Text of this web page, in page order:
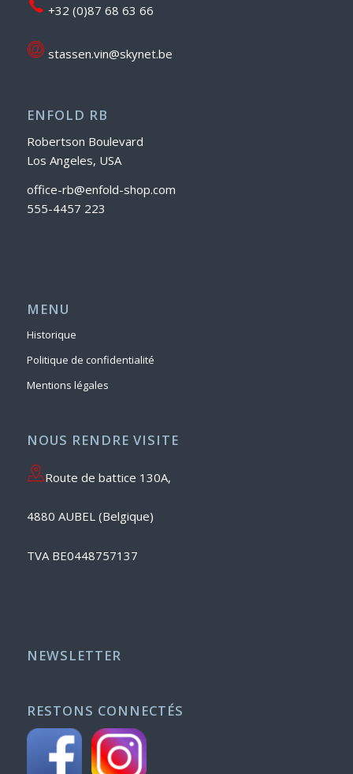
+32 (0)87 68 63 66
stassen.vin@skynet.be
ENFOLD RB
Robertson Boulevard
Los Angeles, USA
office-rb@enfold-shop.com
555-4457 223
MENU
Historique
Politique de confidentialité
Mentions légales
NOUS RENDRE VISITE
Route de battice 130A,
4880 AUBEL (Belgique)
TVA BE0448757137
NEWSLETTER
RESTONS CONNECTÉS